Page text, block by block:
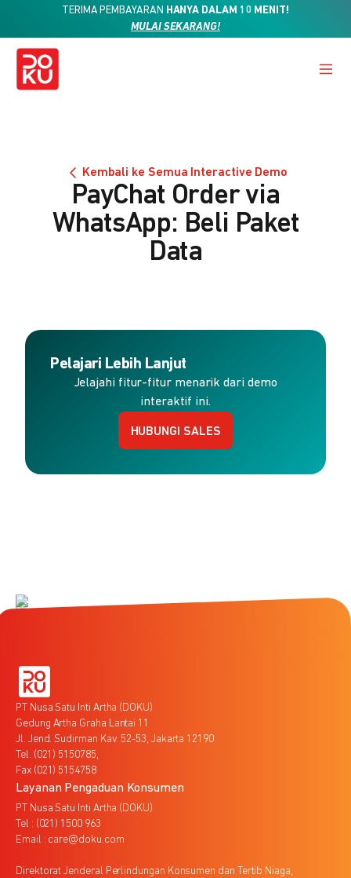
TERIMA PEMBAYARAN HANYA DALAM 10 MENIT!
MULAI SEKARANG!
Kembali ke Semua Interactive Demo
PayChat Order via
WhatsApp: Beli Paket
Data
Pelajari Lebih Lanjut
Jelajahi fitur-fitur menarik dari demo
interaktif ini.
HUBUNGI SALES
PT Nusa Satu Inti Artha (DOKU)
Gedung Artha Graha Lantai 11
Jl. Jend. Sudirman Kav. 52-53, Jakarta 12190
Tel. (021) 5150785,
Fax (021) 5154758
Layanan Pengaduan Konsumen
PT Nusa Satu Inti Artha (DOKU)
Tel : (021) 1500 963
Email : care@doku.com
Direktorat Jenderal Perlindungan Konsumen dan Tertib Niaga,